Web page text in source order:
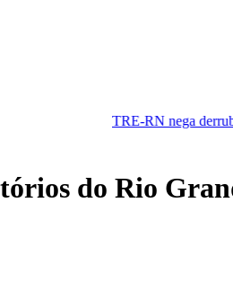
TRE-RN nega derrubar perfil de
do Rio